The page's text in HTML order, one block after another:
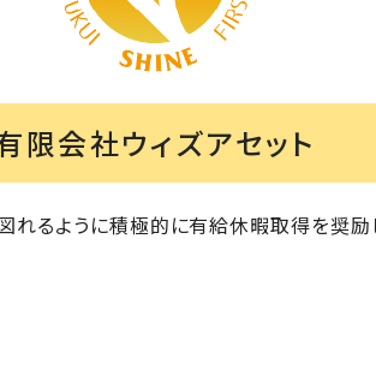
限会社ウィズアセット
れるように積極的に有給休暇取得を奨励